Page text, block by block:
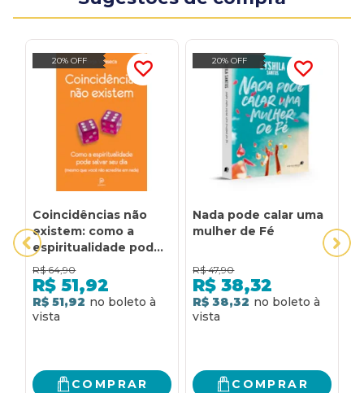
20% OFF
Coincidências não
existem: como a
espiritualidade pode
salvar seu dia -
mesmo que você não
acredite em nada
R$ 64,90
R$ 51,92
R$ 51,92
COMPRAR
20% OFF
Nada pode calar uma
mulher de Fé
R$ 47,90
R$ 38,32
R$ 38,32
COMPRAR